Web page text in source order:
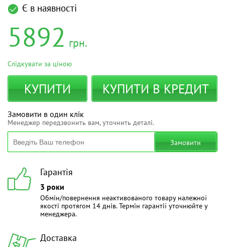
Є в наявності
5892 грн.
Слідкувати за ціною
КУПИТИ КУПИТИ В КРЕДИТ
Замовити в один клік
Менеджер передзвонить вам, уточнить деталі.
Замовити
Гарантія
3 роки
Обмін/повернення неактивованого товару належної
якості протягом 14 днів. Термін гарантії уточнюйте у
менеджера.
Доставка